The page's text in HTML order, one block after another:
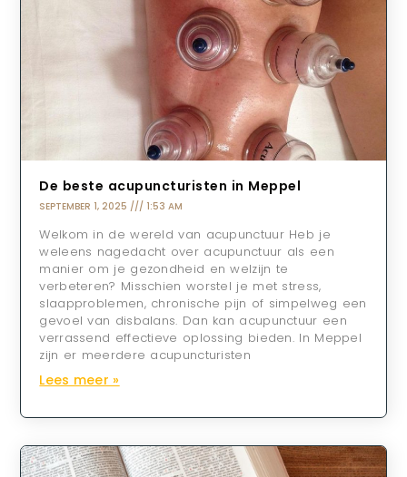
De beste acupuncturisten in Meppel
SEPTEMBER 1, 2025 1:53 AM
Welkom in de wereld van acupunctuur Heb je
weleens nagedacht over acupunctuur als een
manier om je gezondheid en welzijn te
verbeteren? Misschien worstel je met stress,
slaapproblemen, chronische pijn of simpelweg een
gevoel van disbalans. Dan kan acupunctuur een
verrassend effectieve oplossing bieden. In Meppel
zijn er meerdere acupuncturisten
Lees meer »